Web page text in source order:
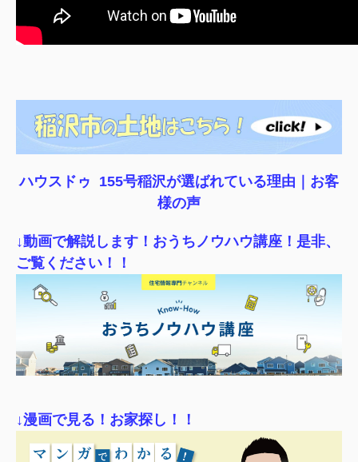
ハウスドゥ 155号稲沢が選ばれている理由｜ お客
様の声
↓動画で解説します！おうちノウハウ講座！是非、
ご覧ください！！
↓漫画で見る！お家探し！！